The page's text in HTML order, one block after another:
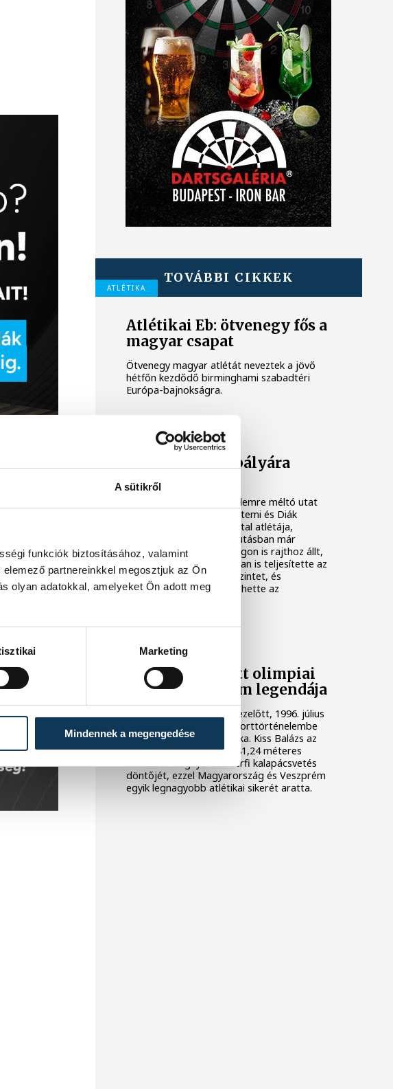
A sütikről
funkciók biztosításához, valamint
partnereinkkel megosztjuk az Ön
olyan adatokkal, amelyeket Ön adott meg
Marketing
Mindennek a megengedése
TOVÁBBI CIKKEK
ATLÉTIKA
Atlétikai Eb: ötvenegy fős a
magyar csapat
Ötvenegy magyar atlétát neveztek a jövő
hétfőn kezdődő birminghami szabadtéri
Európa-bajnokságra.
A hegyekből a pályára
vezetett az út
Alig néhány év alatt figyelemre méltó utat
járt be a Veszprémi Egyetemi és Diák
Atlétikai Club (VEDAC) fiatal atlétája,
Mireider Gergő. A hegyifutásban már
Európa- és világbajnokságon is rajthoz állt,
idén pedig pályaatlétikában is teljesítette az
U18-as Európa-bajnoki szintet, és
Magyarországot képviselhette az
Harminc éve lett olimpiai
bajnok Veszprém legendája
Pontosan harminc évvel ezelőtt, 1996. július
28-án írta be magát a sporttörténelembe
Veszprém olimpiai bajnoka. Kiss Balázs az
atlantai nyári játékokon 81,24 méteres
dobással megnyerte a férfi kalapácsvetés
döntőjét, ezzel Magyarország és Veszprém
egyik legnagyobb atlétikai sikerét aratta.